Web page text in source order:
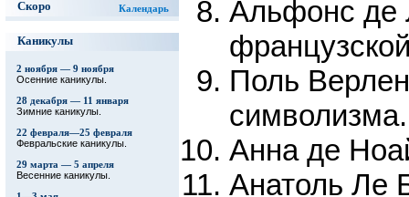
Скоро Календарь
Каникулы
2 ноября — 9 ноября
Осенние каникулы.
28 декабря — 11 января
Зимние каникулы.
22 февраля—25 февраля
Февральские каникулы.
29 марта — 5 апреля
Весенние каникулы.
Альфонс де
Поль
Анна де
Анатоль Ле